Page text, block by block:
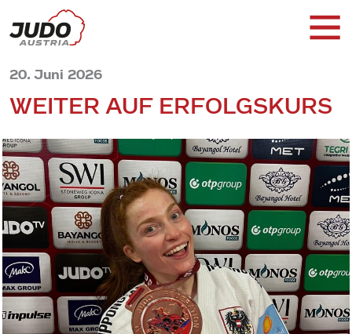
20. Juni 2026
WEITER AUF ERFOLGSKURS